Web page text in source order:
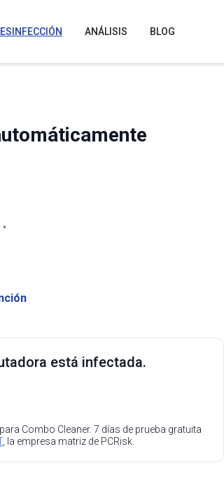
ANÁLISIS BLOG
•
está infectada.
Combo Cleaner. 7 días de prueba gratuita
, la empresa matriz de PCRisk.